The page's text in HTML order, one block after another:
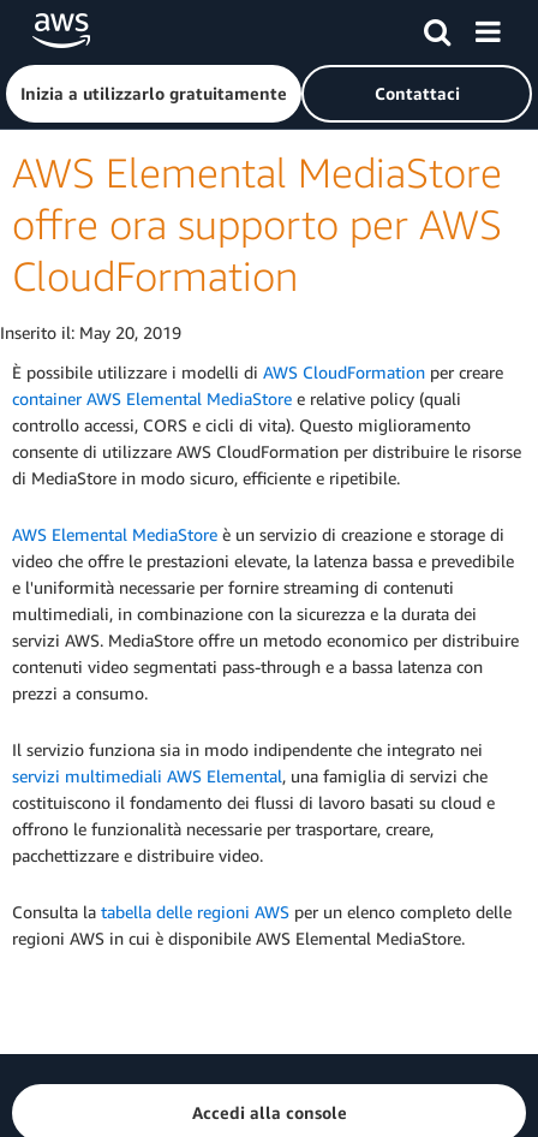
Passa al contenuto principale
Fai clic qui per tornare alla home page di Amazon Web
Inizia a utilizzarlo gratuitamente Contattaci
AWS Elemental MediaStore
offre ora supporto per AWS
CloudFormation
Inserito il: May 20, 2019
È possibile utilizzare i modelli di AWS CloudFormation per creare
container AWS Elemental MediaStore e relative policy (quali
controllo accessi, CORS e cicli di vita). Questo miglioramento
consente di utilizzare AWS CloudFormation per distribuire le risorse
di MediaStore in modo sicuro, efficiente e ripetibile.
AWS Elemental MediaStore è un servizio di creazione e storage di
video che offre le prestazioni elevate, la latenza bassa e prevedibile
e l'uniformità necessarie per fornire streaming di contenuti
multimediali, in combinazione con la sicurezza e la durata dei
servizi AWS. MediaStore offre un metodo economico per distribuire
contenuti video segmentati pass-through e a bassa latenza con
prezzi a consumo.
Il servizio funziona sia in modo indipendente che integrato nei
servizi multimediali AWS Elemental, una famiglia di servizi che
costituiscono il fondamento dei flussi di lavoro basati su cloud e
offrono le funzionalità necessarie per trasportare, creare,
pacchettizzare e distribuire video.
Consulta la tabella delle regioni AWS per un elenco completo delle
regioni AWS in cui è disponibile AWS Elemental MediaStore.
Accedi alla console